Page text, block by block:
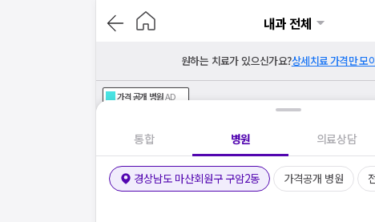
내과 전체
원하는 치료가 있으신가요?상세치료 가격만 모
가격공개 병원AD
통합 병원 의료상담
경상남도 마산회원구 구암2동 가격공개 병원